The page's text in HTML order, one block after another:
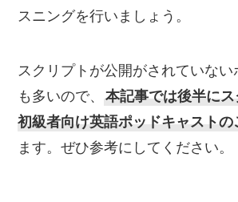
スニングを行いましょう。
スクリプトが公開がされていない
も多いので、 本記事では後半に
初級者向け英語ポッドキャストの
ます。ぜひ参考にしてください。